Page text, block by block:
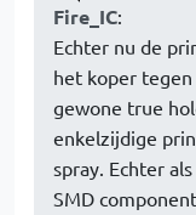
Fire_IC:
Echter nu de
het koper
gewone true
enkelzijdige
spray. Echter
SMD